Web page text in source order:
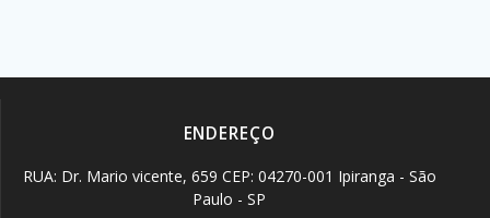
ENDEREÇO
RUA: Dr. Mario vicente, 659 CEP: 04270-001 Ipiranga - São
Paulo - SP